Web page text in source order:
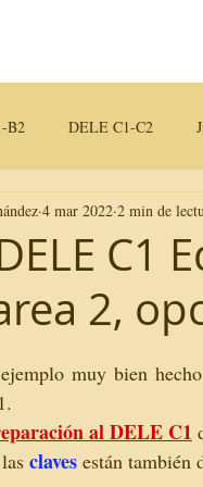
B2 DELE C1-C2
para clase
C1
2,
4 mar 2022 2 min de
muy bien
al DELE C1
claves están también